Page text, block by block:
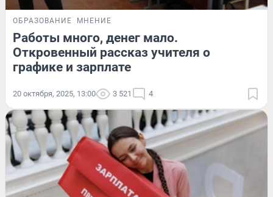
ОБРАЗОВАНИЕ МНЕНИЕ
Работы много, денег мало.
Откровенный рассказ учителя о
графике и зарплате
20 октября, 2025, 13:00 3 521 4